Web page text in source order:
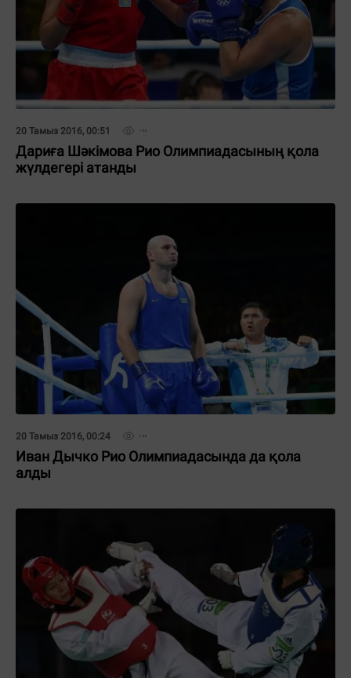
20 Тамыз 2016, 00:51
Дариға Шәкімова Рио Олимпиадасының қола
жүлдегері атанды
20 Тамыз 2016, 00:24
Иван Дычко Рио Олимпиадасында да қола
алды